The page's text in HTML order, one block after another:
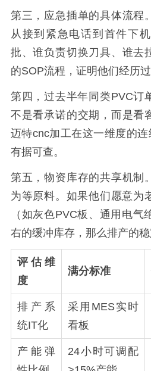
第三，应急插单的具体流程
从接到紧急电话到首件下
批、谁负责切换刀具、谁去
的SOP流程，证明他们经历过
第四，过去半年同类PVC订
不是看承诺的交期，而是看
迈特cnc加工在这一维度的连
有据可查。
第五，物资库存的共享机制
为等原料。如果他们愿意为
（如灰色PVC板、通用电气
右的缓冲库存，那么排产的稳
评估维
度
满分标准
排产系
统IT化
采用MES实时
看板
产能弹
24小时可调配